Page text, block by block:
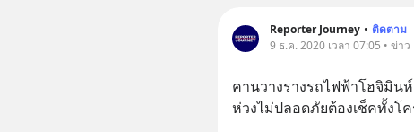
Reporter Journey • ติดตาม
9 ธ.ค. 2020 เวลา 07:05 • ข่าว
คานวางรางรถไฟฟ้าโฮจิมิน
ห่วงไม่ปลอดภัยต้องเช็คทั้งโ